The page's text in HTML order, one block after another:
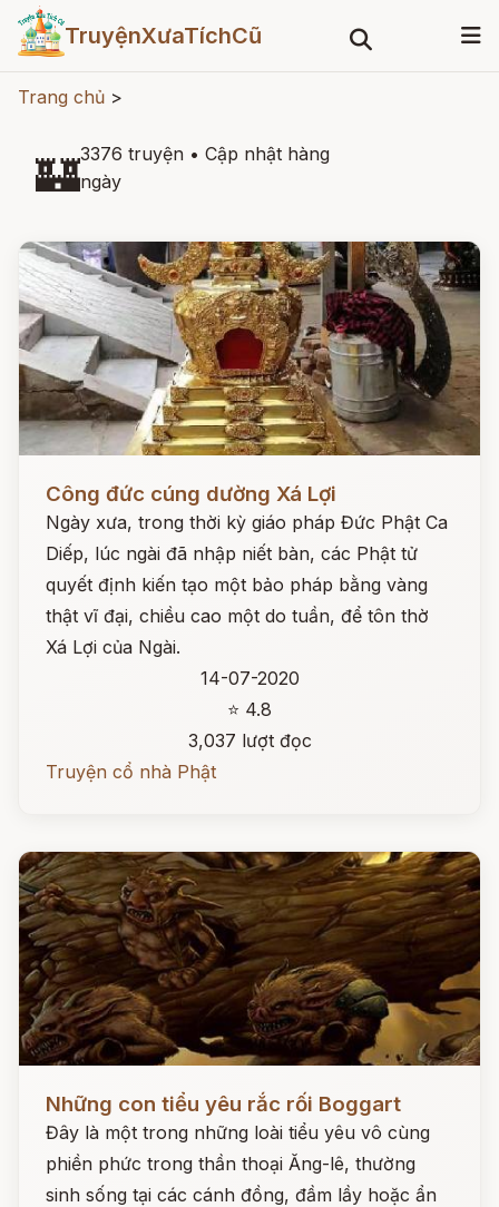
TruyệnXưaTíchCũ
Trang chủ >
🏰3376 truyện • Cập nhật hàng
ngày
Công đức cúng dường Xá Lợi
Ngày xưa, trong thời kỳ giáo pháp Đức Phật Ca
Diếp, lúc ngài đã nhập niết bàn, các Phật tử
quyết định kiến tạo một bảo pháp bằng vàng
thật vĩ đại, chiều cao một do tuần, để tôn thờ
Xá Lợi của Ngài.
14-07-2020
⭐ 4.8
3,037 lượt đọc
Truyện cổ nhà Phật
Những con tiểu yêu rắc rối Boggart
Đây là một trong những loài tiểu yêu vô cùng
phiền phức trong thần thoại Ăng-lê, thường
sinh sống tại các cánh đồng, đầm lầy hoặc ẩn